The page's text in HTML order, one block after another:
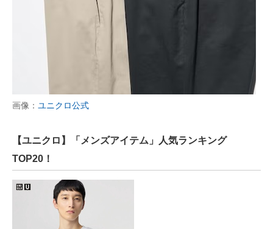
画像： ユニクロ公式
【ユニクロ】「メンズアイテム」人気ランキング
TOP20！